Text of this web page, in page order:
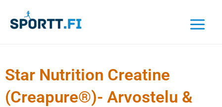
sisältöön
Star Nutrition Creatine
(Creapure®)- Arvostelu &